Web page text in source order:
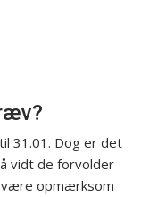
31.01. Dog er det
vidt de forvolder
være opmærksom